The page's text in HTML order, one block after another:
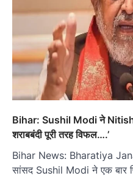
Bihar: Sushil Modi ने Nitish
शराबबंदी पूरी तरह विफल….’
Bihar News: Bharatiya
सांसद Sushil Modi ने एक बार